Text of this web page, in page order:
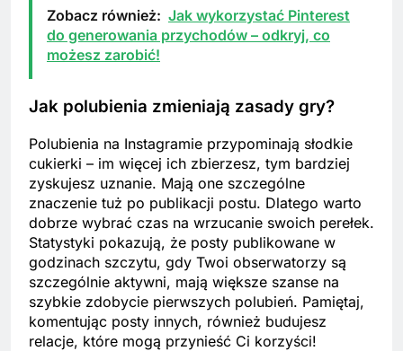
Zobacz również: Jak wykorzystać Pinterest
do generowania przychodów – odkryj, co
możesz zarobić!
Jak polubienia zmieniają zasady gry?
Polubienia na Instagramie przypominają słodkie
cukierki – im więcej ich zbierzesz, tym bardziej
zyskujesz uznanie. Mają one szczególne
znaczenie tuż po publikacji postu. Dlatego warto
dobrze wybrać czas na wrzucanie swoich perełek.
Statystyki pokazują, że posty publikowane w
godzinach szczytu, gdy Twoi obserwatorzy są
szczególnie aktywni, mają większe szanse na
szybkie zdobycie pierwszych polubień. Pamiętaj,
komentując posty innych, również budujesz
relacje, które mogą przynieść Ci korzyści!